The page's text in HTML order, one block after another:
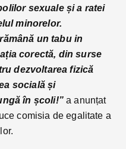
sexuale și a ratei
minorelor.
un tabu in
corectă, din surse
dezvoltarea fizică
socială și
în școli!”a anunțat
comisia de egalitate a